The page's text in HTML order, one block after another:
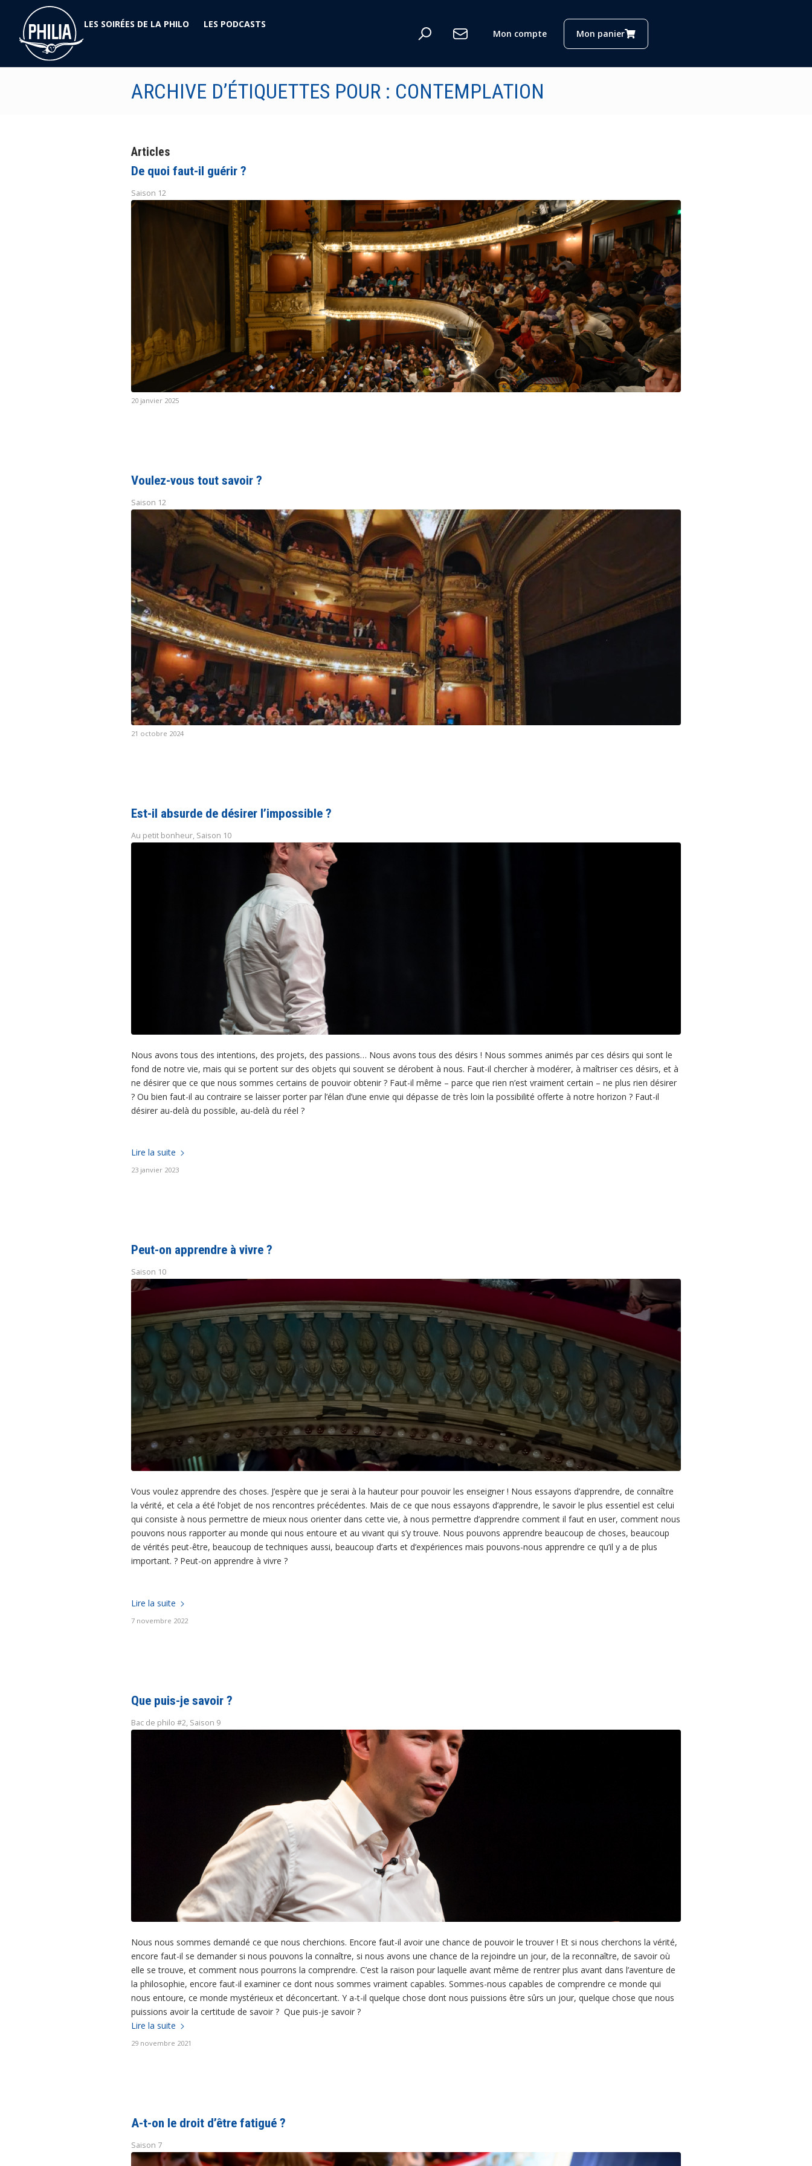
LES SOIRÉES DE LA PHILO
LES PODCASTS
Mon compte
Mon panier
ARCHIVE D’ÉTIQUETTES POUR : CONTEMPLATION
Articles
De quoi faut-il guérir ?
Saison 12
20 janvier 2025
Voulez-vous tout savoir ?
Saison 12
21 octobre 2024
Est-il absurde de désirer l’impossible ?
Au petit bonheur, Saison 10
Nous avons tous des intentions, des projets, des passions… Nous avons tous des désirs ! Nous sommes animés par ces désirs qui sont le
fond de notre vie, mais qui se portent sur des objets qui souvent se dérobent à nous. Faut-il chercher à modérer, à maîtriser ces désirs, et à
ne désirer que ce que nous sommes certains de pouvoir obtenir ? Faut-il même – parce que rien n’est vraiment certain – ne plus rien désirer
? Ou bien faut-il au contraire se laisser porter par l’élan d’une envie qui dépasse de très loin la possibilité offerte à notre horizon ? Faut-il
désirer au-delà du possible, au-delà du réel ?
Lire la suite
23 janvier 2023
Peut-on apprendre à vivre ?
Saison 10
Vous voulez apprendre des choses. J’espère que je serai à la hauteur pour pouvoir les enseigner ! Nous essayons d’apprendre, de connaître
la vérité, et cela a été l’objet de nos rencontres précédentes. Mais de ce que nous essayons d’apprendre, le savoir le plus essentiel est celui
qui consiste à nous permettre de mieux nous orienter dans cette vie, à nous permettre d’apprendre comment il faut en user, comment nous
pouvons nous rapporter au monde qui nous entoure et au vivant qui s’y trouve. Nous pouvons apprendre beaucoup de choses, beaucoup
de vérités peut-être, beaucoup de techniques aussi, beaucoup d’arts et d’expériences mais pouvons-nous apprendre ce qu’il y a de plus
important. ? Peut-on apprendre à vivre ?
Lire la suite
7 novembre 2022
Que puis-je savoir ?
Bac de philo #2, Saison 9
Nous nous sommes demandé ce que nous cherchions. Encore faut-il avoir une chance de pouvoir le trouver ! Et si nous cherchons la vérité,
encore faut-il se demander si nous pouvons la connaître, si nous avons une chance de la rejoindre un jour, de la reconnaître, de savoir où
elle se trouve, et comment nous pourrons la comprendre. C’est la raison pour laquelle avant même de rentrer plus avant dans l’aventure de
la philosophie, encore faut-il examiner ce dont nous sommes vraiment capables. Sommes-nous capables de comprendre ce monde qui
nous entoure, ce monde mystérieux et déconcertant. Y a-t-il quelque chose dont nous puissions être sûrs un jour, quelque chose que nous
puissions avoir la certitude de savoir ? Que puis-je savoir ?
Lire la suite
29 novembre 2021
A-t-on le droit d’être fatigué ?
Saison 7